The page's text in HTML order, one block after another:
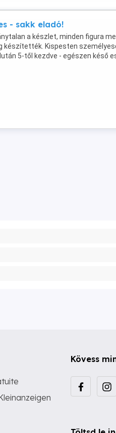
- sakk eladó!
a készlet, minden figura
készítették. Kispesten
5-től kezdve - egészen késő
Kövess